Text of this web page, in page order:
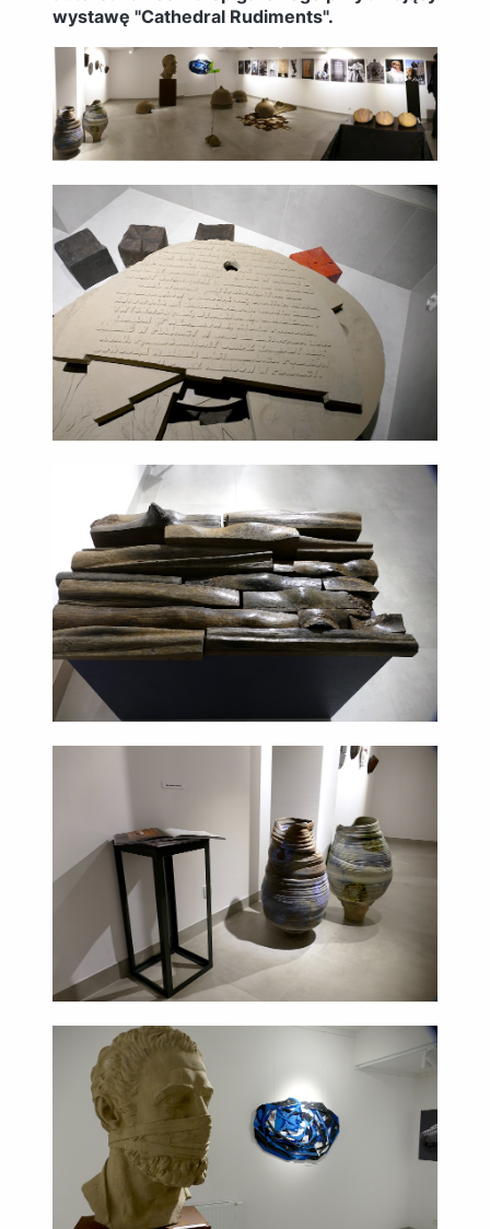
wystawę "Cathedral Rudiments".